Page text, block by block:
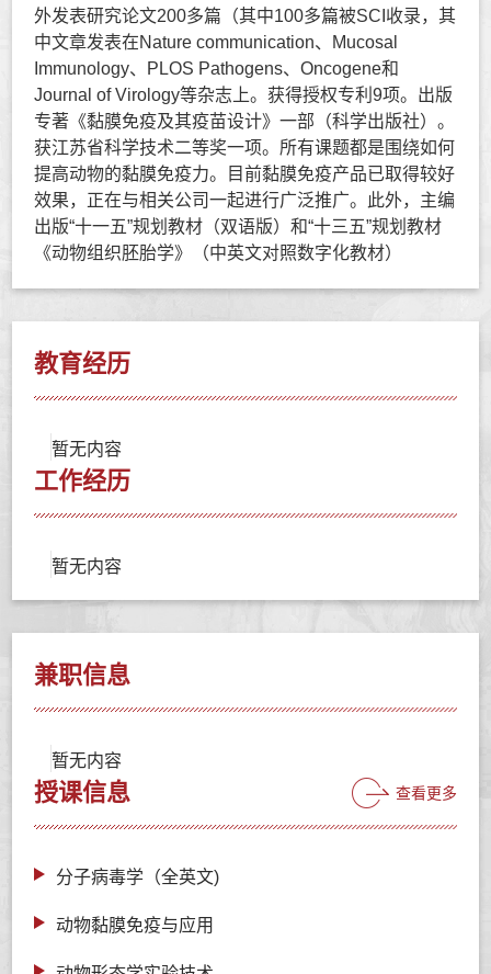
外发表研究论文200多篇（其中100多篇被SCI收录，其
中文章发表在Nature communication、Mucosal
Immunology、PLOS Pathogens、Oncogene和
Journal of Virology等杂志上。获得授权专利9项。出版
专著《黏膜免疫及其疫苗设计》一部（科学出版社）。
获江苏省科学技术二等奖一项。所有课题都是围绕如何
提高动物的黏膜免疫力。目前黏膜免疫产品已取得较好
效果，正在与相关公司一起进行广泛推广。此外，主编
出版“十一五”规划教材（双语版）和“十三五”规划教材
《动物组织胚胎学》（中英文对照数字化教材）
教育经历
暂无内容
工作经历
暂无内容
兼职信息
暂无内容
授课信息 查看更多
分子病毒学（全英文)
动物黏膜免疫与应用